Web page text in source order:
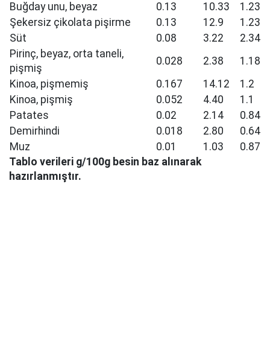
Buğday unu, beyaz
0.13 10.33
1.23
Şekersiz çikolata pişirme
0.13 12.9
1.23
Süt
0.08 3.22
2.34
Pirinç, beyaz, orta taneli,
pişmiş
0.028 2.38
1.18
Kinoa, pişmemiş
0.167 14.12
1.2
Kinoa, pişmiş
0.052 4.40
1.1
Patates
0.02 2.14
0.84
Demirhindi
0.018 2.80
0.64
Muz
0.01 1.03
0.87
Tablo verileri g/100g besin baz alınarak
hazırlanmıştır.